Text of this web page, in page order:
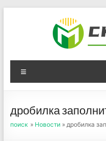
дробилка
поиск » Новости» дробилка